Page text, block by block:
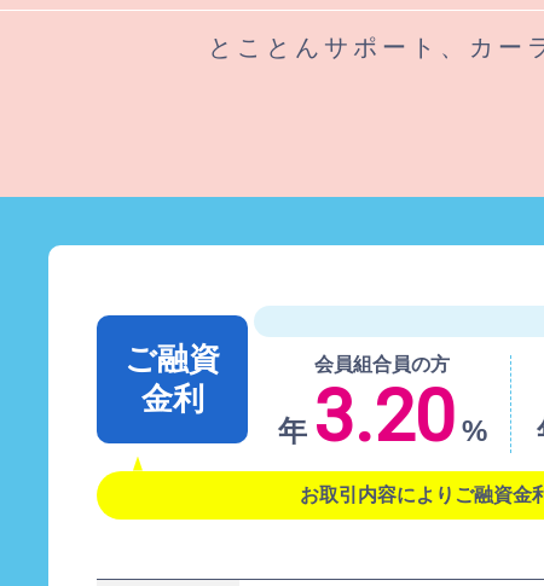
とことんサポート、カー
ご融資
金利
会員組合員の方
年 3.20 %
お取引内容によりご融資金